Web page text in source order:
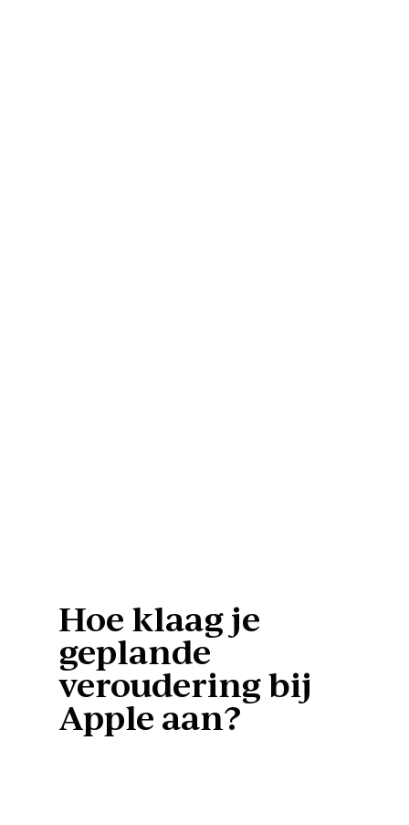
Hoe klaag je
geplande
veroudering bij
Apple aan?